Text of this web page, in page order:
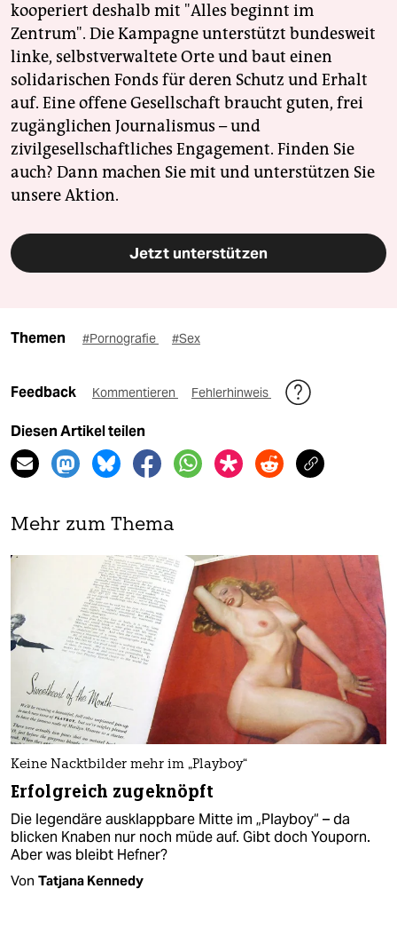
kooperiert deshalb mit "Alles beginnt im
Zentrum". Die Kampagne unterstützt bundesweit
linke, selbstverwaltete Orte und baut einen
solidarischen Fonds für deren Schutz und Erhalt
auf. Eine offene Gesellschaft braucht guten, frei
zugänglichen Journalismus – und
zivilgesellschaftliches Engagement. Finden Sie
auch? Dann machen Sie mit und unterstützen Sie
unsere Aktion.
Jetzt unterstützen
Themen #Pornografie #Sex
Feedback Kommentieren Fehlerhinweis
Diesen Artikel teilen
Mehr zum Thema
Keine Nacktbilder mehr im „Playboy“
Erfolgreich zugeknöpft
Die legendäre ausklappbare Mitte im „Playboy“ – da
blicken Knaben nur noch müde auf. Gibt doch Youporn.
Aber was bleibt Hefner?
Von Tatjana Kennedy